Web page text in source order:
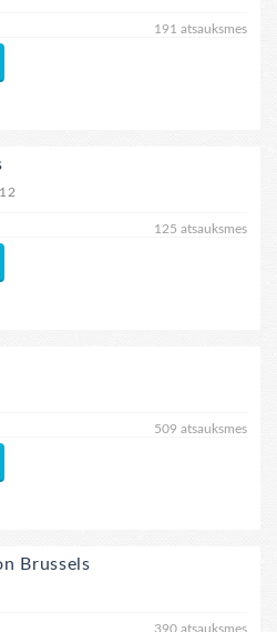
191 atsauksmes
125 atsauksmes
509 atsauksmes
Brussels
390 atsauksmes